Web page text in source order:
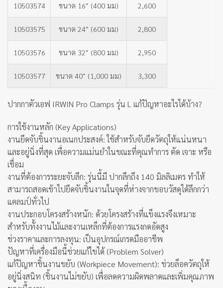
10503574 ขนาด 16″ (400 มม) 2,600
10503575 ขนาด 24″ (600 มม) 2,800
10503576 ขนาด 32″ (800 มม) 2,950
10503577 ขนาด 40″ (1,000 มม) 3,300
ปากกาตัวเอฟ IRWIN Pro Clamps รุ่น L แก้ปัญหาอะไรได้บ้าง?
การใช้งานหลัก (Key Applications)
งานยึดจับชิ้นงานอเนกประสงค์: ใช้สำหรับจับยึดวัตถุให้แน่นหนา
และอยู่นิ่งที่สุด เพื่อความแม่นยำในขณะที่คุณทำการ ตัด เจาะ หรือ
เชื่อม
งานที่ต้องการระยะจับลึก: รุ่นนี้มี ปากลึกถึง 140 มิลลิเมตร ทำให้
สามารถสอดเข้าไปยึดจับชิ้นงานในจุดที่ห่างจากขอบวัสดุได้ลึกกว่า
แคลมป์ทั่วไป
งานประกอบโครงสร้างหนัก: ด้วยโครงสร้างที่แข็งแรงจึงเหมาะ
สำหรับทั้งงานไม้และงานเหล็กที่ต้องการแรงกดอัดสูง
ช่วงราคาและการลงทุน: เป็นอุปกรณ์เกรดมืออาชีพ
ปัญหาที่เครื่องมือนี้ช่วยแก้ไขได้ (Problem Solver)
แก้ปัญหาชิ้นงานขยับ (Workpiece Movement): ช่วยล็อควัตถุให้
อยู่นิ่งสนิท (ชิ้นงานไม่ขยับ) เพื่อลดความผิดพลาดและเพิ่มคุณภาพ